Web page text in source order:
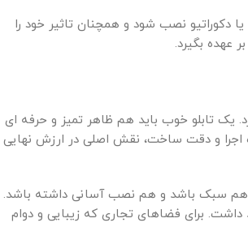
دکوراتیو نصب شود و همچنان تاثیر خود را
عهده بگیرد.
یک تابلو خوب باید هم ظاهر تمیز و حرفه ای
اجرا و دقت ساخت، نقش اصلی در ارزش نهایی
هم سبک باشد و هم نصب آسانی داشته باشد.
برای فضاهای تجاری که زیبایی و دوام